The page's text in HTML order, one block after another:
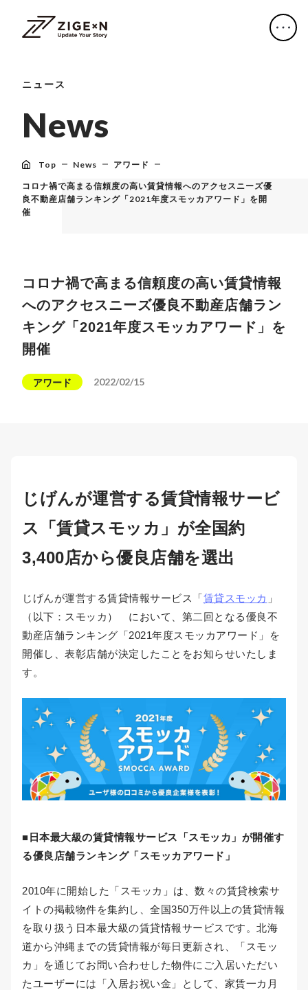
ニュース
News
Top News アワード
コロナ禍で高まる信頼度の高い賃貸情報へのアクセスニーズ優
良不動産店舗ランキング「2021年度スモッカアワード」を開
催
コロナ禍で高まる信頼度の高い賃貸情報
へのアクセスニーズ優良不動産店舗ラン
キング「2021年度スモッカアワード」を
開催
アワード 2022/02/15
じげんが運営する賃貸情報サービ
ス「賃貸スモッカ」が全国約
3,400店から優良店舗を選出
じげんが運営する賃貸情報サービス「賃貸スモッカ 」
（以下：スモッカ） において、第二回となる優良不
動産店舗ランキング「2021年度スモッカアワード」を
開催し、表彰店舗が決定したことをお知らせいたしま
す。
■日本最大級の賃貸情報サービス「スモッカ」が開催す
る優良店舗ランキング「スモッカアワード」
2010年に開始した「スモッカ」は、数々の賃貸検索サ
イトの掲載物件を集約し、全国350万件以上の賃貸情報
を取り扱う日本最大級の賃貸情報サービスです。北海
道から沖縄までの賃貸情報が毎日更新され、「スモッ
カ」を通じてお問い合わせした物件にご入居いただい
たユーザーには「入居お祝い金」として、家賃一カ月